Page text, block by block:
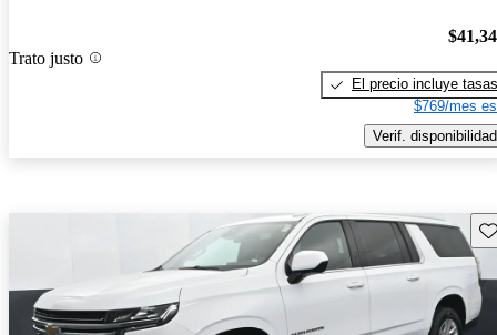
Trato justo
El precio incluye tasas
$769/mes
Verif. disponibilidad